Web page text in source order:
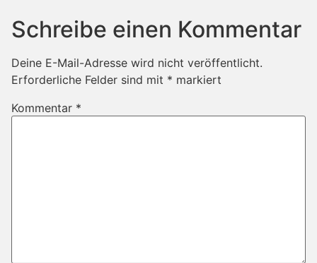
Schreibe einen Kommentar
Deine E-Mail-Adresse wird nicht veröffentlicht.
Erforderliche Felder sind mit * markiert
Kommentar *